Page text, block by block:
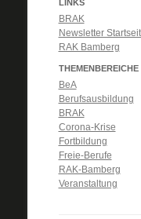
LINKS
BRAK
Newsletter
RAK Bamberg
THEMENBEREICHE
BeA
Berufsausbildung
BRAK
Corona-Krise
Fortbildung
Freie-Berufe
RAK-Bamberg
Veranstaltung